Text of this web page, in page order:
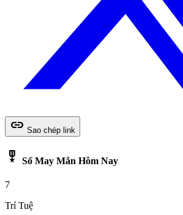
link Sao chép link
military_tech Số May Mắn Hôm Nay
7
Trí Tuệ